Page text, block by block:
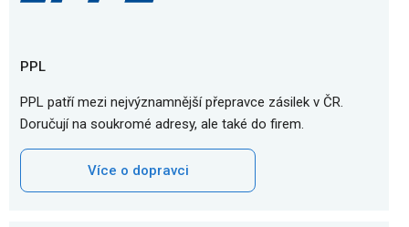
PPL
PPL patří mezi nejvýznamnější přepravce zásilek v ČR.
Doručují na soukromé adresy, ale také do firem.
Více o dopravci